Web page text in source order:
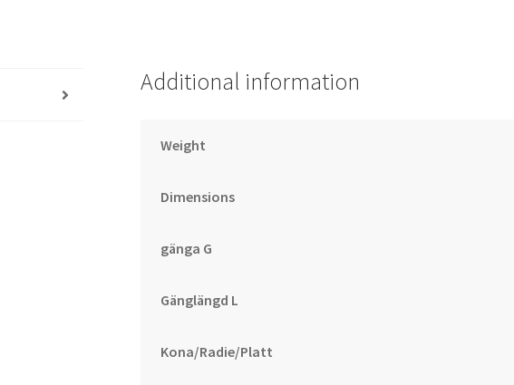
Additional information
Weight
Dimensions
gänga G
Gänglängd L
Kona/Radie/Platt